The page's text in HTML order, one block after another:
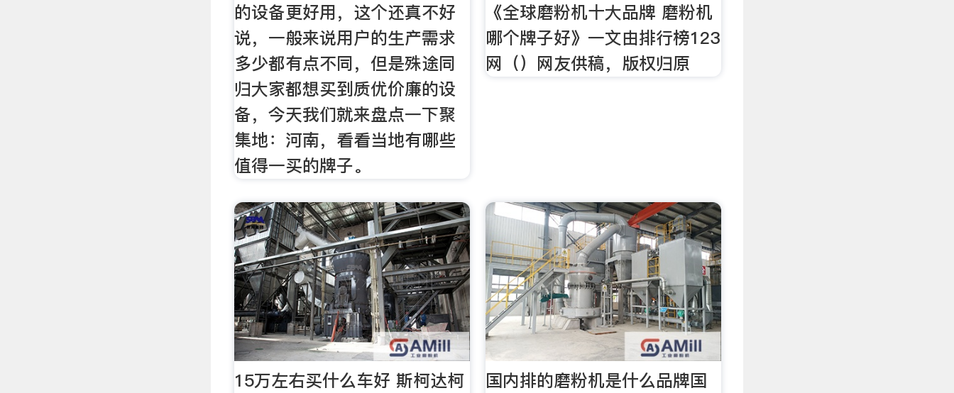
的设备更好用，这个还真不好
说，一般来说用户的生产需求
多少都有点不同，但是殊途同
归大家都想买到质优价廉的设
备，今天我们就来盘点一下聚
集地：河南，看看当地有哪些
值得一买的牌子。
《全球磨粉机十大品牌 磨粉机
哪个牌子好》一文由排行榜123
网（）网友供稿，版权归原
15万左右买什么车好 斯柯达柯
国内排的磨粉机是什么品牌国